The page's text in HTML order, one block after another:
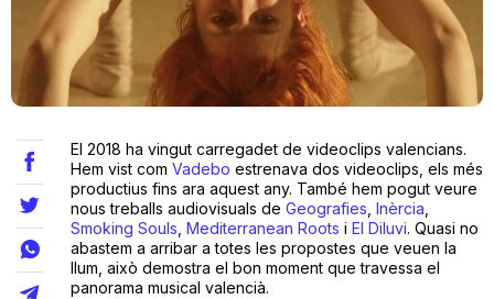
Internet
Opinió
Llibres
La Llista
El 2018 ha vingut carregadet de videoclips valencians.
Hem vist com Vadebo estrenava dos videoclips, els més
productius fins ara aquest any. També hem pogut veure
nous treballs audiovisuals de Geografies Inèrcia
Smoking Souls Mediterranean Roots i El Diluvi. Quasi no
abastem a arribar a totes les propostes que veuen la
llum, això demostra el bon moment que travessa el
panorama musical valencià.